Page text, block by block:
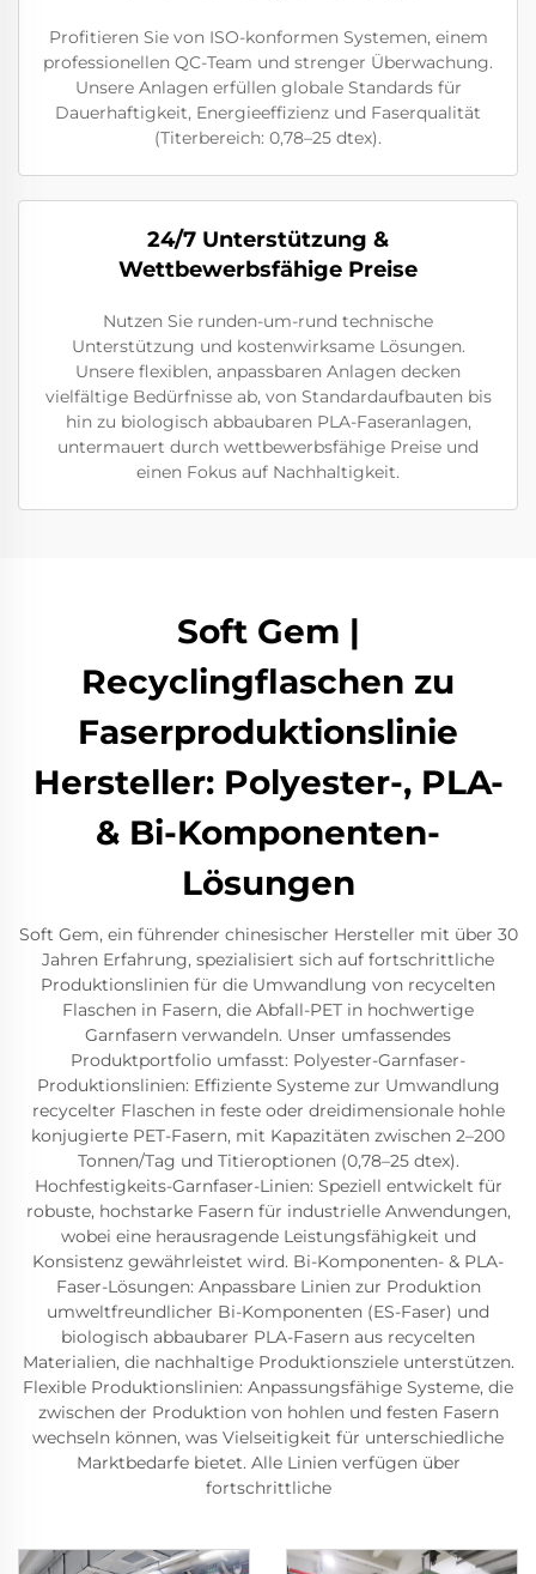
Profitieren Sie von ISO-konformen Systemen, einem
professionellen QC-Team und strenger Überwachung.
Unsere Anlagen erfüllen globale Standards für
Dauerhaftigkeit, Energieeffizienz und Faserqualität
(Titerbereich: 0,78–25 dtex).
24/7 Unterstützung &
Wettbewerbsfähige Preise
Nutzen Sie runden-um-rund technische
Unterstützung und kostenwirksame Lösungen.
Unsere flexiblen, anpassbaren Anlagen decken
vielfältige Bedürfnisse ab, von Standardaufbauten bis
hin zu biologisch abbaubaren PLA-Faseranlagen,
untermauert durch wettbewerbsfähige Preise und
einen Fokus auf Nachhaltigkeit.
Soft Gem |
Recyclingflaschen zu
Faserproduktionslinie
Hersteller: Polyester-, PLA-
& Bi-Komponenten-
Lösungen
Soft Gem, ein führender chinesischer Hersteller mit über 30
Jahren Erfahrung, spezialisiert sich auf fortschrittliche
Produktionslinien für die Umwandlung von recycelten
Flaschen in Fasern, die Abfall-PET in hochwertige
Garnfasern verwandeln. Unser umfassendes
Produktportfolio umfasst: Polyester-Garnfaser-
Produktionslinien: Effiziente Systeme zur Umwandlung
recycelter Flaschen in feste oder dreidimensionale hohle
konjugierte PET-Fasern, mit Kapazitäten zwischen 2–200
Tonnen/Tag und Titieroptionen (0,78–25 dtex).
Hochfestigkeits-Garnfaser-Linien: Speziell entwickelt für
robuste, hochstarke Fasern für industrielle Anwendungen,
wobei eine herausragende Leistungsfähigkeit und
Konsistenz gewährleistet wird. Bi-Komponenten- & PLA-
Faser-Lösungen: Anpassbare Linien zur Produktion
umweltfreundlicher Bi-Komponenten (ES-Faser) und
biologisch abbaubarer PLA-Fasern aus recycelten
Materialien, die nachhaltige Produktionsziele unterstützen.
Flexible Produktionslinien: Anpassungsfähige Systeme, die
zwischen der Produktion von hohlen und festen Fasern
wechseln können, was Vielseitigkeit für unterschiedliche
Marktbedarfe bietet. Alle Linien verfügen über
fortschrittliche